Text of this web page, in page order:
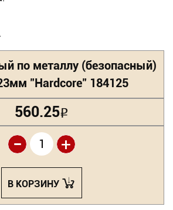
по металлу (безопасный)
"Hardcore" 184125
560.25Р
+
-
В КОРЗИНУ